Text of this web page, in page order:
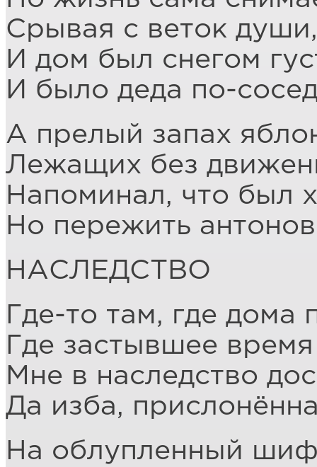
Срывая с веток
И дом был снегом
И было деда по-
А прелый запах
Лежащих без
Напоминал, что был
Но пережить
НАСЛЕДСТВО
Где-то там, где
Где застывшее
Мне в наследство
Да изба,
На облупленный